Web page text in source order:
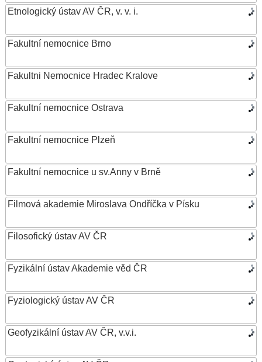
Etnologický ústav AV ČR, v. v. i.
Fakultní nemocnice Brno
Fakultni Nemocnice Hradec Kralove
Fakultní nemocnice Ostrava
Fakultní nemocnice Plzeň
Fakultní nemocnice u sv.Anny v Brně
Filmová akademie Miroslava Ondříčka v Písku
Filosofický ústav AV ČR
Fyzikální ústav Akademie věd ČR
Fyziologický ústav AV ČR
Geofyzikální ústav AV ČR, v.v.i.